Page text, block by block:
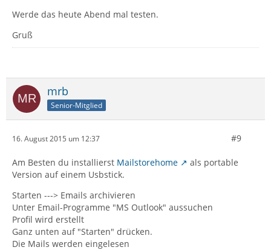
Werde das heute Abend mal testen.
Gruß
mrb
Senior-Mitglied
16. August 2015 um 12:37 #9
Am Besten du installierst Mailstorehome
als portable
Version auf einem Usbstick.
Starten ---> Emails archivieren
Unter Email-Programme "MS Outlook" aussuchen
Profil wird erstellt
Ganz unten auf "Starten" drücken.
Die Mails werden eingelesen